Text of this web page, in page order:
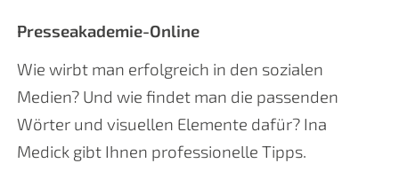
Presseakademie-Online
Wie wirbt man erfolgreich in den sozialen
Medien? Und wie findet man die passenden
Wörter und visuellen Elemente dafür? Ina
Medick gibt Ihnen professionelle Tipps.